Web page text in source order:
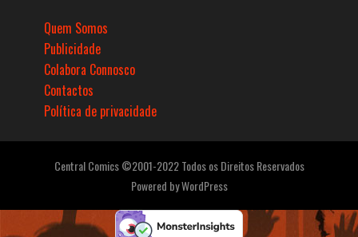
Quem Somos
Publicidade
Colabora Connosco
Contactos
Política de privacidade
Central Comics ©2001-2022 Todos os Direitos Reservados
Powered byWordPress